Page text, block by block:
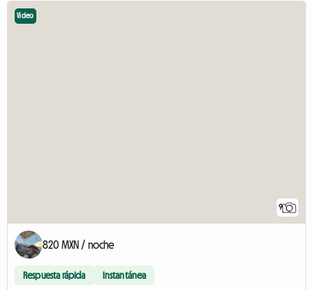
9
Video
820 MXN / noche
Respuesta rápida Instantánea